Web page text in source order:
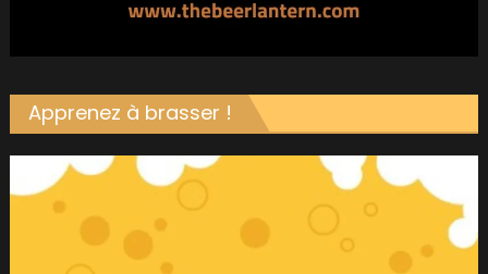
Apprenez à brasser !